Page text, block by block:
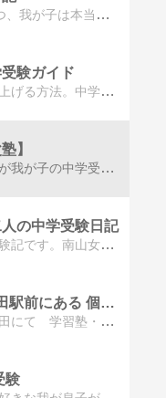
Fラン父＆短大母を持つ、我が子は本当に絵にかいたような普通の子。計画的に始めた中学受験で、最難関中学に合格！我が家が中学受験（関西）で実践した学習方法や体験を過去のメモと記憶をもとにまとめています。
験ガイド
お母さんの力で成績を上げる方法。中学受験を成功に導くサポートのコツと注意点を紹介していきます。
】
元大学受験講師の医師が我が子の中学受験を診る！学習以外にも、趣味や医療についても徒然に書き散らかしています。
の中学受験日記
名古屋での中学受験体験記です。南山女子・愛知淑徳・滝・東海・県外難関校合格！
横浜市 都筑区 北山田駅前にある 個人塾・家庭教師派遣元 …
横浜市 都筑区 北山田にて 学習塾・家庭教師派遣を行っております。理科・数学・英語は特に力を入れていますが、文系科目・法律系・簿記系資格の指導も対応可。ストイ…
験